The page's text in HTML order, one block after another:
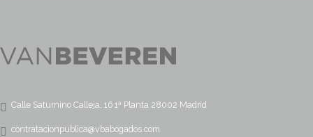
Calle Saturnino Calleja, 16 1ª Planta 28002 Madrid
contratacionpublica@vbabogados.com